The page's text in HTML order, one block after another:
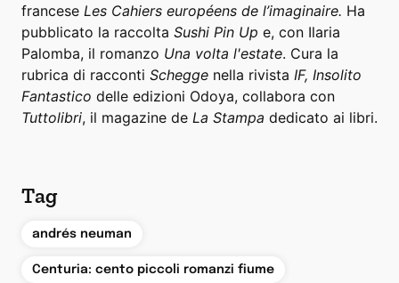
francese Les Cahiers européens de l’imaginaire. Ha
pubblicato la raccolta Sushi Pin Up e, con Ilaria
Palomba, il romanzo Una volta l'estate. Cura la
rubrica di racconti Schegge nella rivista IF, Insolito
Fantastico delle edizioni Odoya, collabora con
Tuttolibri, il magazine de La Stampa dedicato ai libri.
Tag
andrés neuman
Centuria: cento piccoli romanzi fiume